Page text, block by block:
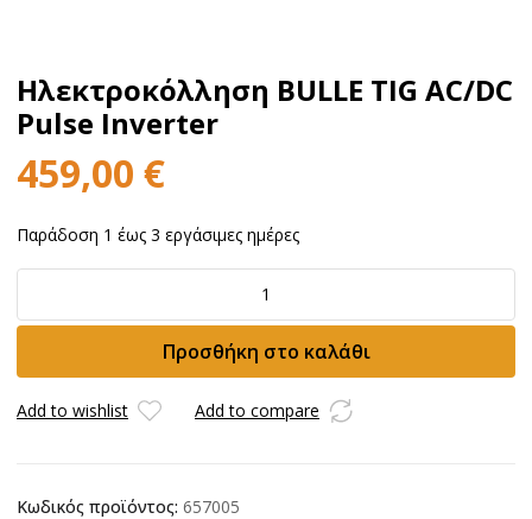
Ηλεκτροκόλληση BULLE TIG AC/DC
Pulse Inverter
459,00 €
Παράδοση 1 έως 3 εργάσιμες ημέρες
TIG
Pulse
Inverter
Προσθήκη στο καλάθι
Add to wishlist Add to compare
Κωδικός προϊόντος: 657005